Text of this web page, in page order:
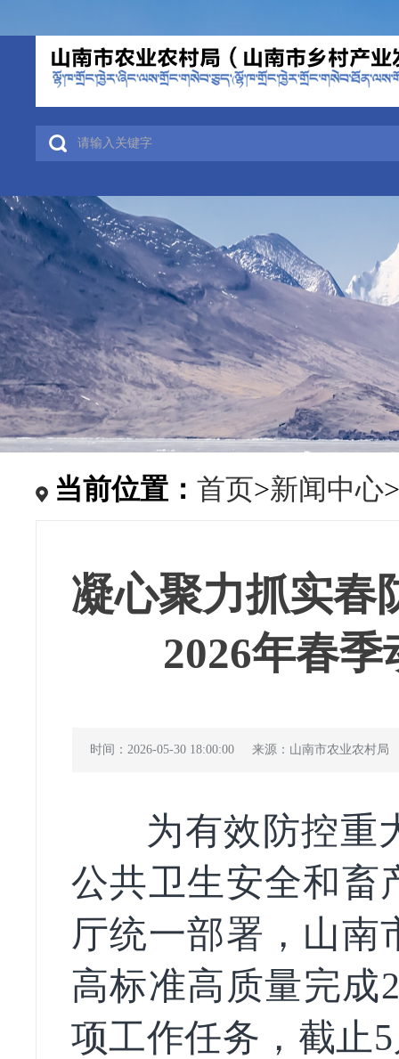
当前位置： 首页>新闻中心>
凝心聚力抓实
2026年春
时间：2026-05-30 18:00:00 来源：山南市农业农村局
为有效防控重
公共卫生安全和畜
厅统一部署，山南
高标准高质量完成
项工作任务，截止5